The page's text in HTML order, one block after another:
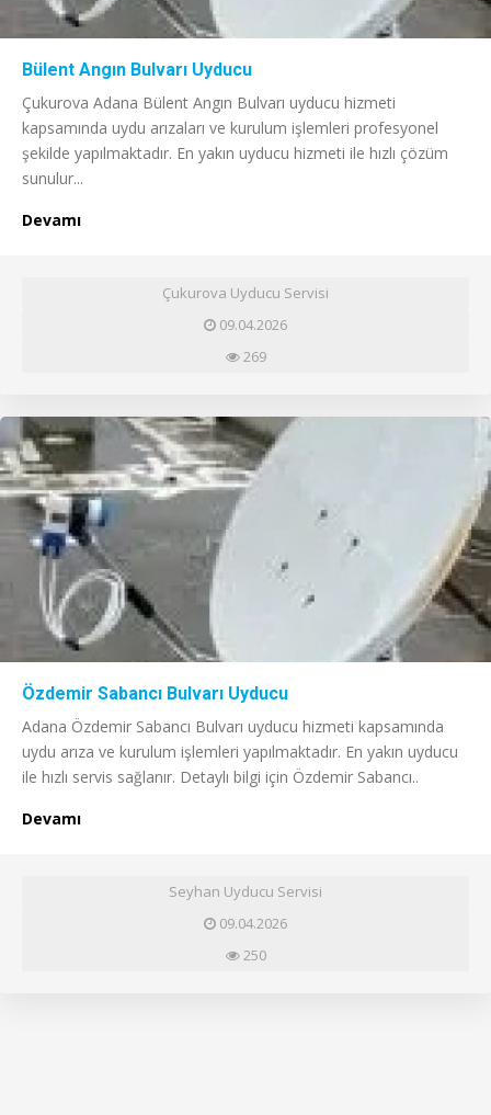
Bülent Angın Bulvarı Uyducu
Çukurova Adana Bülent Angın Bulvarı uyducu hizmeti
kapsamında uydu arızaları ve kurulum işlemleri profesyonel
şekilde yapılmaktadır. En yakın uyducu hizmeti ile hızlı çözüm
sunulur...
Devamı
Çukurova Uyducu Servisi
09.04.2026
269
Özdemir Sabancı Bulvarı Uyducu
Adana Özdemir Sabancı Bulvarı uyducu hizmeti kapsamında
uydu arıza ve kurulum işlemleri yapılmaktadır. En yakın uyducu
ile hızlı servis sağlanır. Detaylı bilgi için Özdemir Sabancı..
Devamı
Seyhan Uyducu Servisi
09.04.2026
250